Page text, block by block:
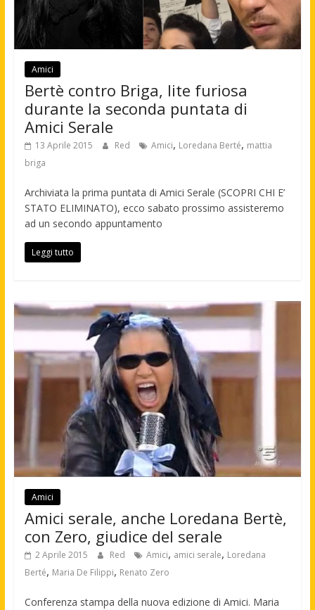
Amici
Bertè contro Briga, lite furiosa
durante la seconda puntata di
Amici Serale
13 Aprile 2015 Red Amici, Loredana Berté, mattia
briga
Archiviata la prima puntata di Amici Serale (SCOPRI CHI E’
STATO ELIMINATO), ecco sabato prossimo assisteremo
ad un secondo appuntamento
Leggi tutto
Amici
Amici serale, anche Loredana Bertè,
con Zero, giudice del serale
2 Aprile 2015 Red Amici, amici serale, Loredana
Berté, Maria De Filippi, Renato Zero
Conferenza stampa della nuova edizione di Amici. Maria